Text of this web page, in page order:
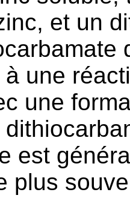
et un
une
une
est
plus